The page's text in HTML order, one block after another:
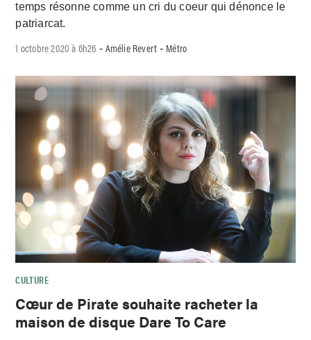
temps résonne comme un cri du coeur qui dénonce le
patriarcat.
1 octobre 2020 à 6h26 - Amélie Revert - Métro
CULTURE
Cœur de Pirate souhaite racheter la
maison de disque Dare To Care